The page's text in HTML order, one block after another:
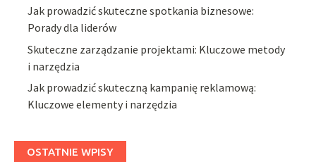
Jak prowadzić skuteczne spotkania biznesowe:
Porady dla liderów
Skuteczne zarządzanie projektami: Kluczowe metody
i narzędzia
Jak prowadzić skuteczną kampanię reklamową:
Kluczowe elementy i narzędzia
OSTATNIE WPISY